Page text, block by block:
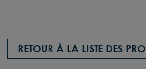
RETOUR À LA LISTE DES